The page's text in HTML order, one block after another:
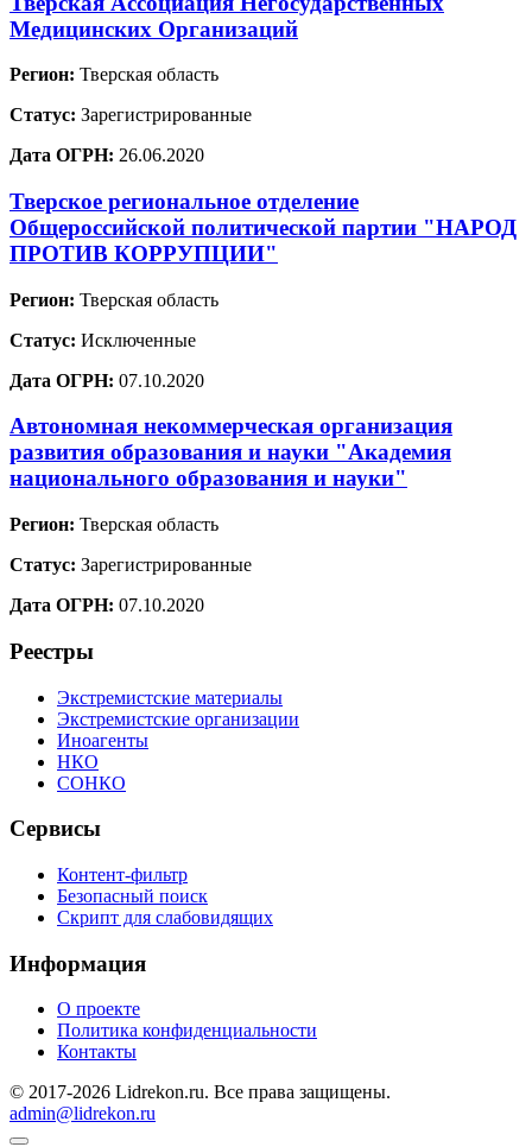
Медицинских Организаций
Регион: Тверская область
Статус: Зарегистрированные
Дата ОГРН: 26.06.2020
Тверское региональное отделение
Общероссийской политической партии "НАРОД
ПРОТИВ КОРРУПЦИИ"
Регион: Тверская область
Статус: Исключенные
Дата ОГРН: 07.10.2020
Автономная некоммерческая организация
развития образования и науки "Академия
национального образования и науки"
Регион: Тверская область
Статус: Зарегистрированные
Дата ОГРН: 07.10.2020
Реестры
Экстремистские материалы
Экстремистские организации
Иноагенты
НКО
СОНКО
Сервисы
Контент-фильтр
Безопасный поиск
Скрипт для слабовидящих
Информация
О проекте
Политика конфиденциальности
Контакты
© 2017-2026 Lidrekon.ru. Все права защищены.
admin@lidrekon.ru